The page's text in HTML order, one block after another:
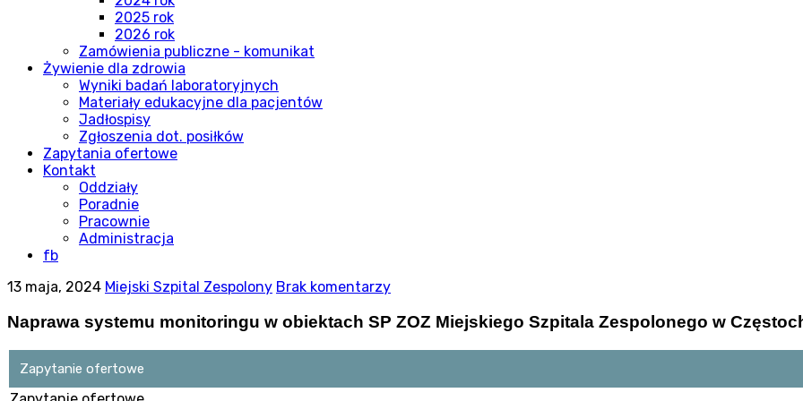
2025 rok
2026 rok
Zamówienia publiczne - komunikat
Żywienie dla zdrowia
Wyniki badań laboratoryjnych
Materiały edukacyjne dla pacjentów
Jadłospisy
Zgłoszenia dot. posiłków
Zapytania ofertowe
Kontakt
Oddziały
Poradnie
Pracownie
Administracja
fb
13 maja, 2024 Miejski Szpital Zespolony Brak komentarzy
Naprawa systemu monitoringu w obiektach SP ZOZ Miejskiego Szpitala Zespolonego w
Zapytanie ofertowe